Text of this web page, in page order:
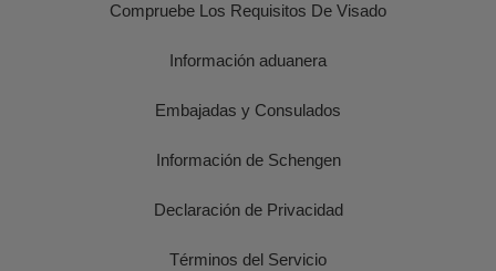
Compruebe Los Requisitos De Visado
Información aduanera
Embajadas y Consulados
Información de Schengen
Declaración de Privacidad
Términos del Servicio